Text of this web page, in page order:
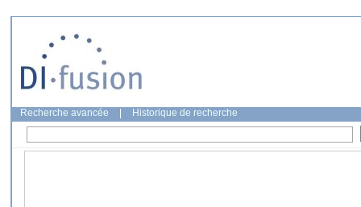
Recherche avancée Historique de recherche